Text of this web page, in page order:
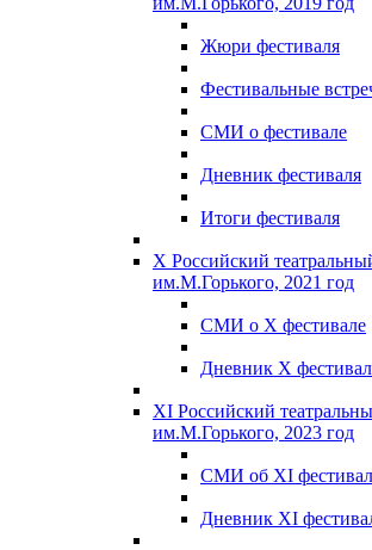
Жюри фестиваля
Фестивальные
СМИ о фестивале
Дневник фестиваля
Итоги фестиваля
X Российский
им.М.Горького, 2021 год
СМИ о X фестивале
Дневник X
XI Российский
им.М.Горького, 2023 год
СМИ об XI
Дневник XI